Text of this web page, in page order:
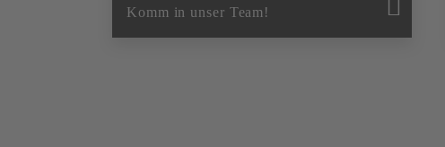
Komm in unser Team!